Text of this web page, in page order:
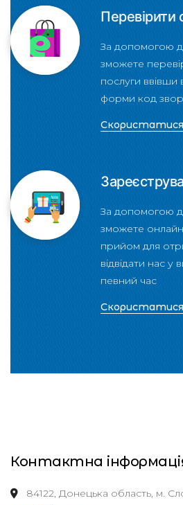
Перевірити
За допомогою
зможете
послуги ввівши
форми код
Скористатися
За допомогою
зможете
прийом для
відвідати нас у
певний час
Скористатися
Контактна
84122, Донецька область, м.